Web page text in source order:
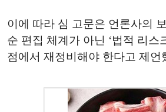
이에 따라 심 고문은 언론사의
순 편집 체계가 아닌 ‘법적 리스
점에서 재정비해야 한다고 제언